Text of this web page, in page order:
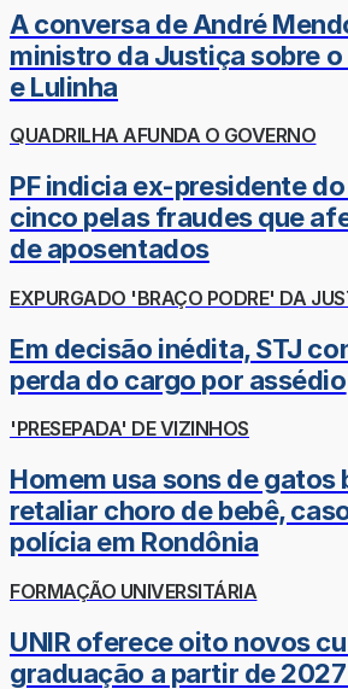
A conversa de André
ministro da Justiça sobre o
e Lulinha
QUADRILHA AFUNDA O GOVERNO
PF indicia ex-presidente do
cinco pelas fraudes que
de aposentados
EXPURGADO 'BRAÇO PODRE' DA
Em decisão inédita, STJ
perda do cargo por assédio
'PRESEPADA' DE VIZINHOS
Homem usa sons de gatos
retaliar choro de bebê,
polícia em Rondônia
FORMAÇÃO UNIVERSITÁRIA
UNIR oferece oito novos
graduação a partir de